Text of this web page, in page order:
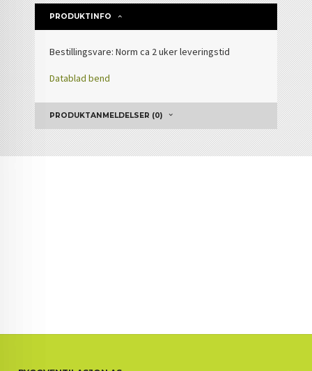
PRODUKTINFO
Bestillingsvare: Norm ca 2 uker leveringstid
Datablad bend
PRODUKTANMELDELSER (0)